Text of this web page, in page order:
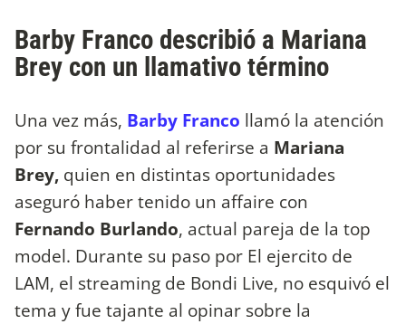
Barby Franco describió a Mariana
Brey con un llamativo término
Una vez más, Barby Franco llamó la atención
por su frontalidad al referirse a Mariana
Brey, quien en distintas oportunidades
aseguró haber tenido un affaire con
Fernando Burlando, actual pareja de la top
model. Durante su paso por El ejercito de
LAM, el streaming de Bondi Live, no esquivó el
tema y fue tajante al opinar sobre la